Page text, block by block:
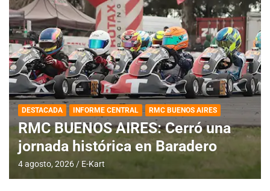
DESTACADA INFORME CENTRAL RMC BUENOS AIRES
RMC BUENOS AIRES: Cerró una
jornada histórica en Baradero
4 agosto, 2026 E-Kart